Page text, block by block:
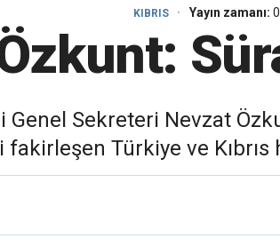
KIBRIS Yayın zamanı:
Sekreteri Nevzat
fakirleşen Türkiye ve Kıbrıs